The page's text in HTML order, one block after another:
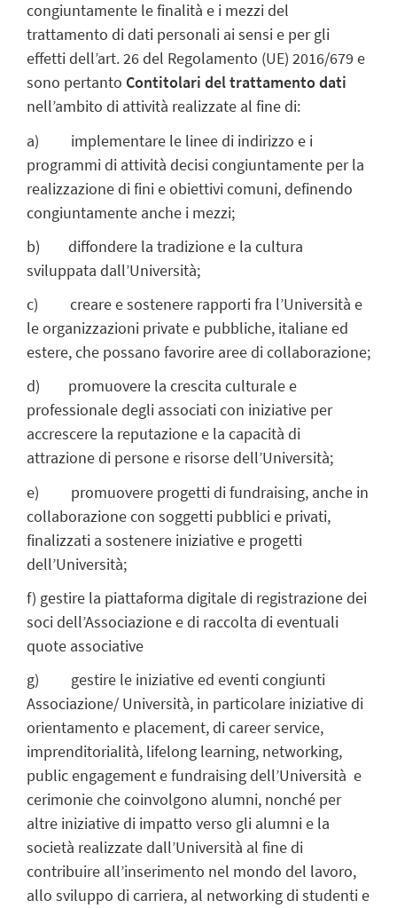
congiuntamente le finalità e i mezzi del
trattamento di dati personali ai sensi e per gli
effetti dell’art. 26 del Regolamento (UE) 2016/679 e
sono pertanto Contitolari del trattamento dati
nell’ambito di attività realizzate al fine di:
a) implementare le linee di indirizzo e i
programmi di attività decisi congiuntamente per la
realizzazione di fini e obiettivi comuni, definendo
congiuntamente anche i mezzi;
b) diffondere la tradizione e la cultura
sviluppata dall’Università;
c) creare e sostenere rapporti fra l’Università e
le organizzazioni private e pubbliche, italiane ed
estere, che possano favorire aree di collaborazione;
d) promuovere la crescita culturale e
professionale degli associati con iniziative per
accrescere la reputazione e la capacità di
attrazione di persone e risorse dell’Università;
e) promuovere progetti di fundraising, anche in
collaborazione con soggetti pubblici e privati,
finalizzati a sostenere iniziative e progetti
dell’Università;
f) gestire la piattaforma digitale di registrazione dei
soci dell’Associazione e di raccolta di eventuali
quote associative
g) gestire le iniziative ed eventi congiunti
Associazione/ Università, in particolare iniziative di
orientamento e placement, di career service,
imprenditorialità, lifelong learning, networking,
public engagement e fundraising dell’Università e
cerimonie che coinvolgono alumni, nonché per
altre iniziative di impatto verso gli alumni e la
società realizzate dall’Università al fine di
contribuire all’inserimento nel mondo del lavoro,
allo sviluppo di carriera, al networking di studenti e